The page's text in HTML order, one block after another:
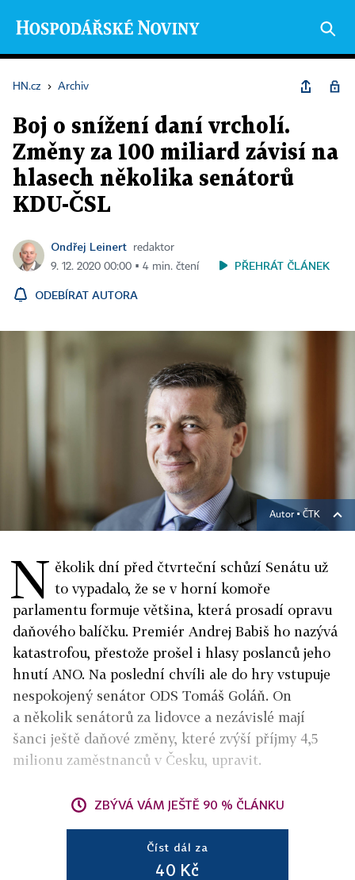
HN.cz › Archiv
Boj o snížení daní vrcholí.
Změny za 100 miliard závisí na
hlasech několika senátorů
KDU-ČSL
Ondřej Leinert
redaktor
9. 12. 2020 00:00 ▪ 4 min. čtení
PŘEHRÁT ČLÁNEK
ODEBÍRAT AUTORA
Autor ▪ČTK
N ěkolik dní před čtvrteční schůzí Senátu už
to vypadalo, že se v horní komoře
parlamentu formuje většina, která prosadí opravu
daňového balíčku. Premiér Andrej Babiš ho nazývá
katastrofou, přestože prošel i hlasy poslanců jeho
hnutí ANO. Na poslední chvíli ale do hry vstupuje
nespokojený senátor ODS Tomáš Goláň. On
a několik senátorů za lidovce a nezávislé mají
šanci ještě daňové změny, které zvýší příjmy 4,5
milionu zaměstnanců v Česku, upravit.
ZBÝVÁ VÁM JEŠTĚ 90 % ČLÁNKU
Číst dál za
40 Kč